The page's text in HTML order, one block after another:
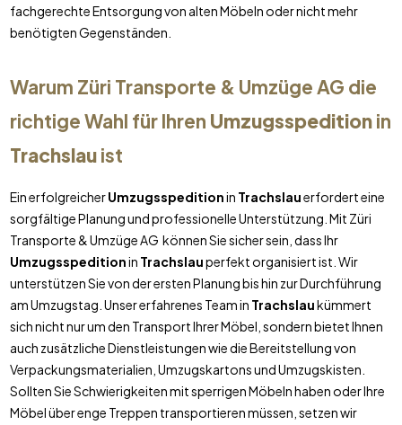
fachgerechte Entsorgung von alten Möbeln oder nicht mehr
benötigten Gegenständen.
Warum Züri Transporte & Umzüge AG die
richtige Wahl für Ihren Umzugsspeditionin
Trachslauist
Ein erfolgreicherUmzugsspeditionin Trachslauerfordert eine
sorgfältige Planung und professionelle Unterstützung. Mit Züri
Transporte & Umzüge AG können Sie sicher sein, dass Ihr
Umzugsspeditionin Trachslauperfekt organisiert ist. Wir
unterstützen Sie von der ersten Planung bis hin zur Durchführung
am Umzugstag. Unser erfahrenes Team in Trachslaukümmert
sich nicht nur um den Transport Ihrer Möbel, sondern bietet Ihnen
auch zusätzliche Dienstleistungen wie die Bereitstellung von
Verpackungsmaterialien, Umzugskartons und Umzugskisten.
Sollten Sie Schwierigkeiten mit sperrigen Möbeln haben oder Ihre
Möbel über enge Treppen transportieren müssen, setzen wir